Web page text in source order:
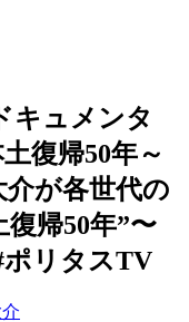
キュメンタ
復帰50年～
介が各世代の
帰50年”〜
ポリタスTV